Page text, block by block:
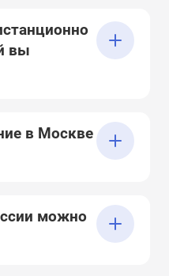
вы
в Москве
можно